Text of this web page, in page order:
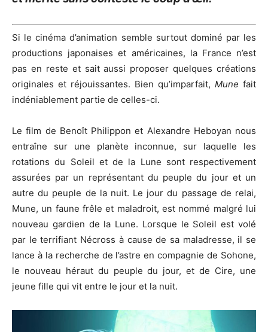
Si le cinéma d’animation semble surtout dominé par les
productions japonaises et américaines, la France n’est
pas en reste et sait aussi proposer quelques créations
originales et réjouissantes. Bien qu’imparfait, Mune fait
indéniablement partie de celles-ci.
Le film de Benoît Philippon et Alexandre Heboyan nous
entraîne sur une planète inconnue, sur laquelle les
rotations du Soleil et de la Lune sont respectivement
assurées par un représentant du peuple du jour et un
autre du peuple de la nuit. Le jour du passage de relai,
Mune, un faune frêle et maladroit, est nommé malgré lui
nouveau gardien de la Lune. Lorsque le Soleil est volé
par le terrifiant Nécross à cause de sa maladresse, il se
lance à la recherche de l’astre en compagnie de Sohone,
le nouveau héraut du peuple du jour, et de Cire, une
jeune fille qui vit entre le jour et la nuit.